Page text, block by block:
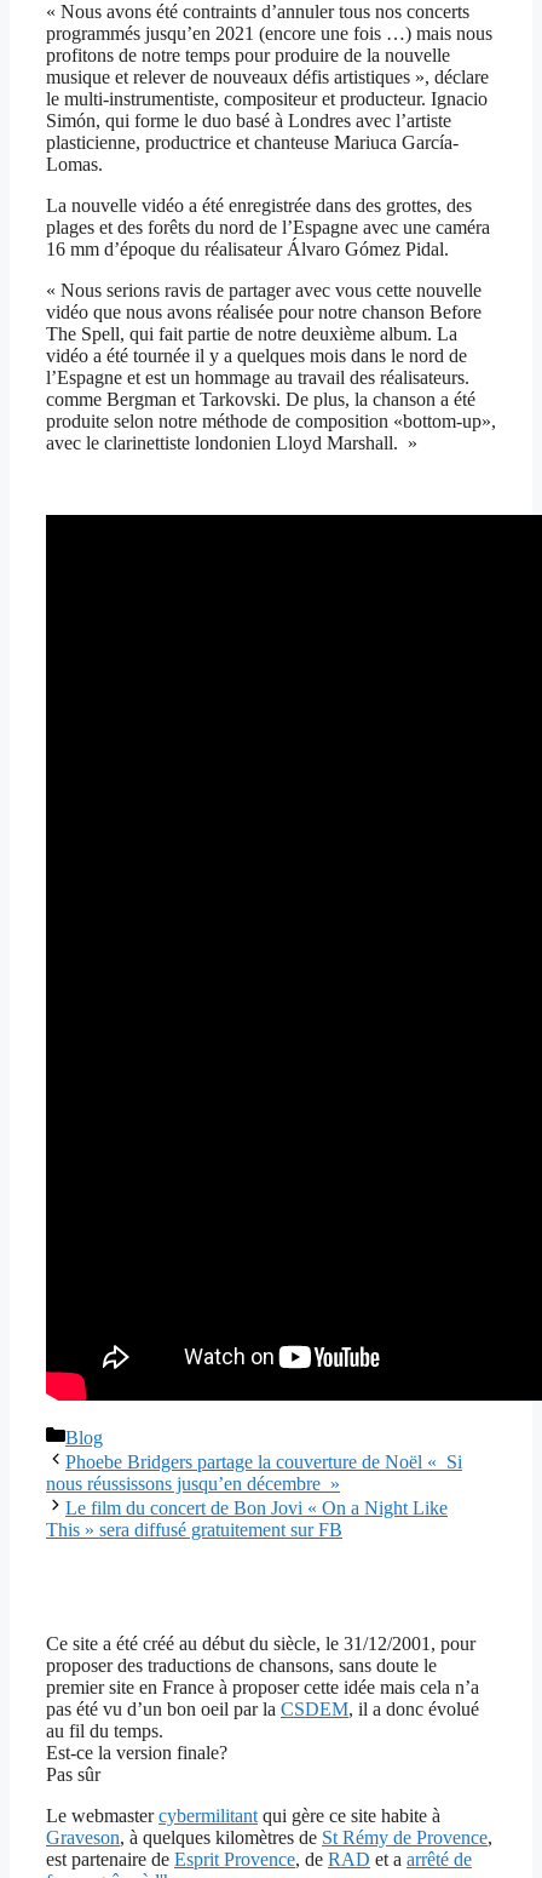
« Nous avons été contraints d’annuler tous nos concerts
programmés jusqu’en 2021 (encore une fois …) mais nous
profitons de notre temps pour produire de la nouvelle
musique et relever de nouveaux défis artistiques », déclare
le multi-instrumentiste, compositeur et producteur. Ignacio
Simón, qui forme le duo basé à Londres avec l’artiste
plasticienne, productrice et chanteuse Mariuca García-
Lomas.
La nouvelle vidéo a été enregistrée dans des grottes, des
plages et des forêts du nord de l’Espagne avec une caméra
16 mm d’époque du réalisateur Álvaro Gómez Pidal.
« Nous serions ravis de partager avec vous cette nouvelle
vidéo que nous avons réalisée pour notre chanson Before
The Spell, qui fait partie de notre deuxième album. La
vidéo a été tournée il y a quelques mois dans le nord de
l’Espagne et est un hommage au travail des réalisateurs.
comme Bergman et Tarkovski. De plus, la chanson a été
produite selon notre méthode de composition «bottom-up»,
avec le clarinettiste londonien Lloyd Marshall. »
Catégories
Blog
Phoebe Bridgers partage la couverture de Noël « Si
nous réussissons jusqu’en décembre »
Le film du concert de Bon Jovi « On a Night Like
This » sera diffusé gratuitement sur FB
Ce site a été créé au début du siècle, le 31/12/2001, pour
proposer des traductions de chansons, sans doute le
premier site en France à proposer cette idée mais cela n’a
pas été vu d’un bon oeil par la CSDEM, il a donc évolué
au fil du temps.
Est-ce la version finale?
Pas sûr
Le webmastercybermilitant qui gère ce site habite à
Graveson, à quelques kilomètres de St Rémy de Provence,
est partenaire de Esprit Provence, de RAD et a arrêté de